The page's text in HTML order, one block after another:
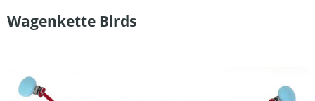
Wagenkette Birds